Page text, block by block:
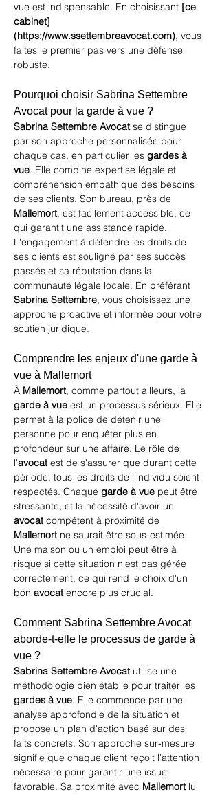
vue est indispensable. En choisissant [ce
cabinet]
(https://www.ssettembreavocat.com), vous
faites le premier pas vers une défense
robuste.
Pourquoi choisir Sabrina Settembre
Avocat pour la garde à vue ?
Sabrina Settembre Avocat se distingue
par son approche personnalisée pour
chaque cas, en particulier les gardes à
vue. Elle combine expertise légale et
compréhension empathique des besoins
de ses clients. Son bureau, près de
Mallemort, est facilement accessible, ce
qui garantit une assistance rapide.
L'engagement à défendre les droits de
ses clients est souligné par ses succès
passés et sa réputation dans la
communauté légale locale. En préférant
Sabrina Settembre, vous choisissez une
approche proactive et informée pour votre
soutien juridique.
Comprendre les enjeux d'une garde à
vue à Mallemort
À Mallemort, comme partout ailleurs, la
garde à vue est un processus sérieux. Elle
permet à la police de détenir une
personne pour enquêter plus en
profondeur sur une affaire. Le rôle de
l'avocat est de s'assurer que durant cette
période, tous les droits de l'individu soient
respectés. Chaque garde à vue peut être
stressante, et la nécessité d'avoir un
avocat compétent à proximité de
Mallemort ne saurait être sous-estimée.
Une maison ou un emploi peut être à
risque si cette situation n'est pas gérée
correctement, ce qui rend le choix d'un
bon avocat encore plus crucial.
Comment Sabrina Settembre Avocat
aborde-t-elle le processus de garde à
vue ?
Sabrina Settembre Avocat utilise une
méthodologie bien établie pour traiter les
gardes à vue. Elle commence par une
analyse approfondie de la situation et
propose un plan d'action basé sur des
faits concrets. Son approche sur-mesure
signifie que chaque client reçoit l'attention
nécessaire pour garantir une issue
favorable. Sa proximité avec Mallemort lui